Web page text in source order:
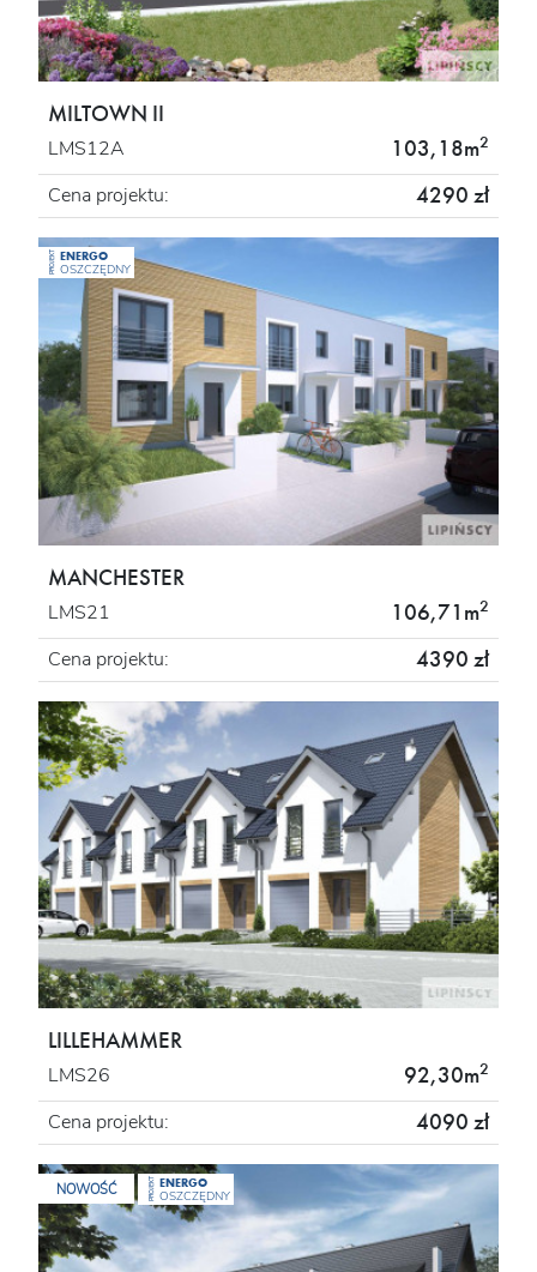
MILTOWN II
LMS12A 103,18m2
Cena projektu: 4290 zł
PROJEKT ENERGO
OSZCZĘDNY
MANCHESTER
LMS21 106,71m2
Cena projektu: 4390 zł
LILLEHAMMER
LMS26 92,30m2
Cena projektu: 4090 zł
NOWOŚĆ PROJEKT ENERGO
OSZCZĘDNY